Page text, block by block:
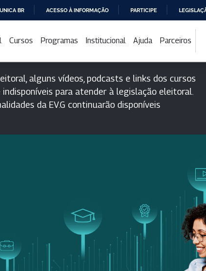
PARA
CONTEÚDO
BR ACESSO À INFORMAÇÃO PARTICIPE
Cursos Programas Institucional Ajuda Parceiros
alguns vídeos, podcasts e links dos cursos
para atender à legislação eleitoral.
da EV.G continuarão disponíveis